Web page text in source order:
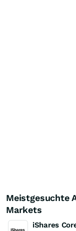
Meistgesuchte
Markets
iShares